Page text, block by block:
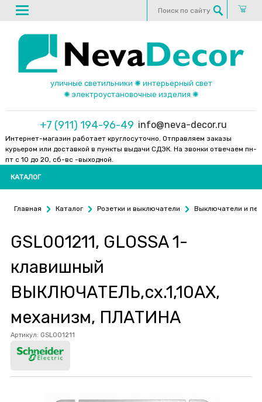
уличные светильники ✺ интерьерный свет
✺ электроустановочные изделия ✺
+7 (911) 194-96-49 info@neva-decor.ru
Интернет-магазин работает круглосуточно. Отправляем заказы
курьером или доставкой в пункты выдачи СДЭК. На звонки отвечаем пн-
пт с 10 до 20, сб-вс -выходной.
КАТАЛОГ
Главная Каталог Розетки и выключатели Выключатели и
GSL001211, GLOSSA 1-
клавишный
ВЫКЛЮЧАТЕЛЬ,сх.1,10AX,
механизм, ПЛАТИНА
Артикул: GSL001211